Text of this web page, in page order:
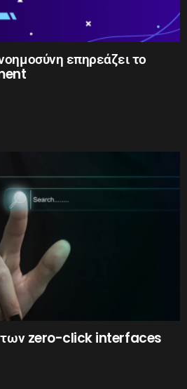
επηρεάζει το
των zero-click interfaces